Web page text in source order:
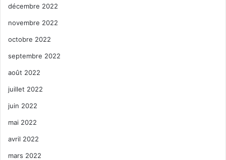
décembre 2022
novembre 2022
octobre 2022
septembre 2022
août 2022
juillet 2022
juin 2022
mai 2022
avril 2022
mars 2022